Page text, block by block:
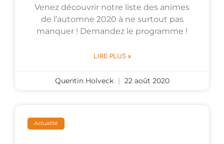
Venez découvrir notre liste des animes
de l’automne 2020 à ne surtout pas
manquer ! Demandez le programme !
LIRE PLUS »
Quentin Holveck 22 août 2020
Actualité